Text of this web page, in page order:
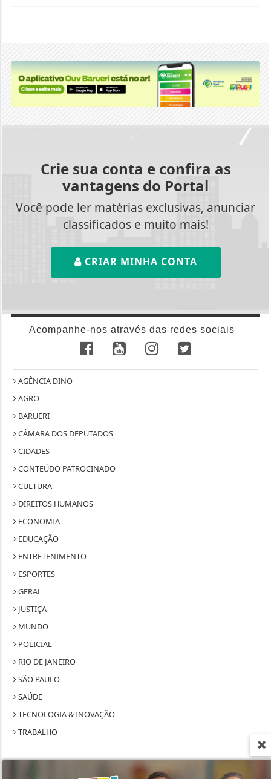
Crie sua conta e confira as
vantagens do Portal
Você pode ler matérias exclusivas, anunciar
classificados e muito mais!
CRIAR MINHA CONTA
Acompanhe-nos através das redes sociais
AGÊNCIA DINO
AGRO
BARUERI
CÂMARA DOS DEPUTADOS
CIDADES
CONTEÚDO PATROCINADO
CULTURA
DIREITOS HUMANOS
ECONOMIA
EDUCAÇÃO
ENTRETENIMENTO
ESPORTES
GERAL
JUSTIÇA
MUNDO
POLICIAL
RIO DE JANEIRO
SÃO PAULO
SAÚDE
TECNOLOGIA & INOVAÇÃO
TRABALHO